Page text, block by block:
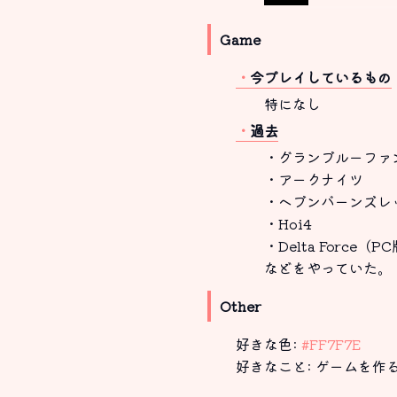
Game
今プレイしているもの
特になし
過去
・グランブルーファ
・アークナイツ
・ヘブンバーンズレ
・Hoi4
・Delta Force（PC
などをやっていた。
Other
好きな色: #FF7F7E
好きなこと: ゲームを作